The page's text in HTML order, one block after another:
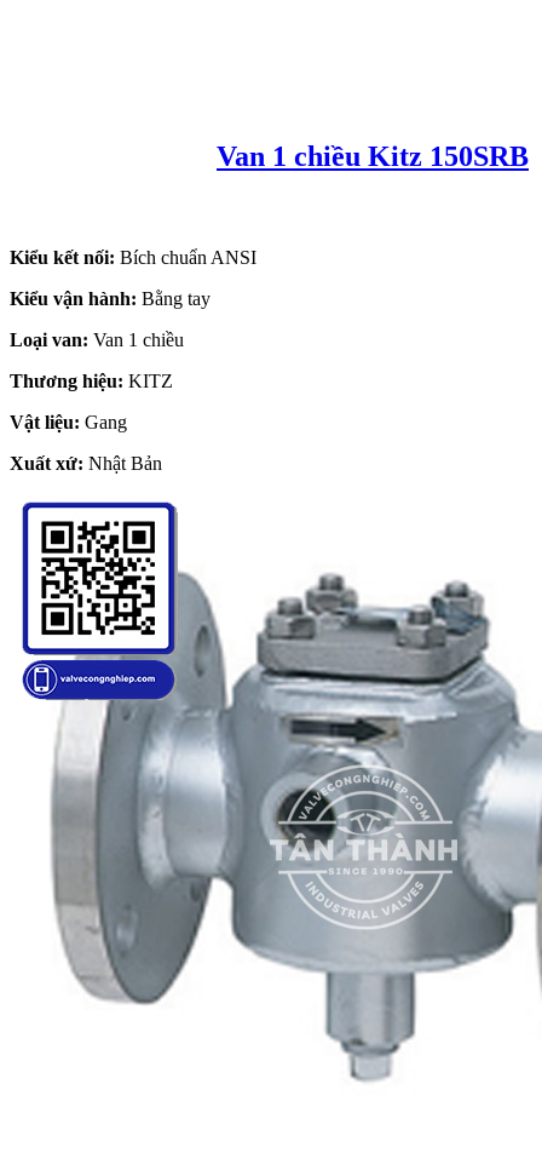
Van 1 chiều Kitz 150SRB
Kiểu kết nối: Bích chuẩn ANSI
Kiểu vận hành: Bằng tay
Loại van: Van 1 chiều
Thương hiệu: KITZ
Vật liệu: Gang
Xuất xứ: Nhật Bản